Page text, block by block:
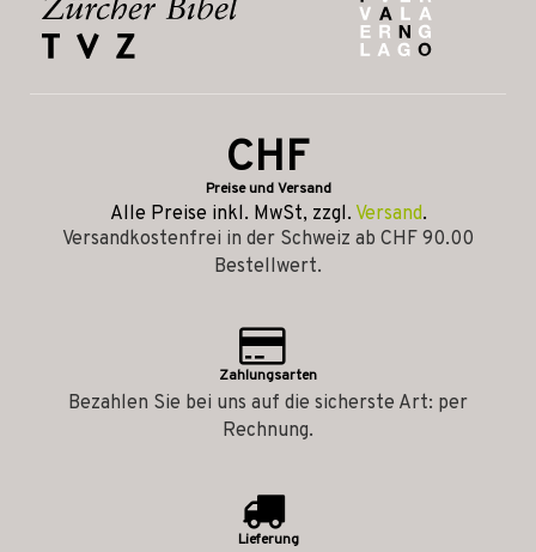
CHF
Preise und Versand
Alle Preise inkl. MwSt, zzgl. Versand.
Versandkostenfrei in der Schweiz ab CHF 90.00
Bestellwert.
Zahlungsarten
Bezahlen Sie bei uns auf die sicherste Art: per
Rechnung.
Lieferung